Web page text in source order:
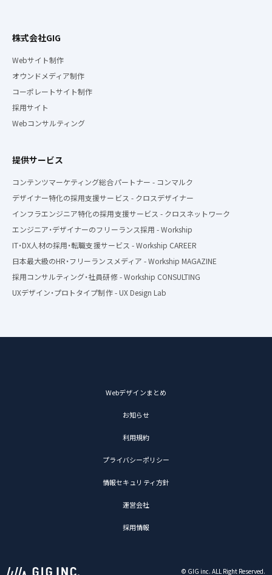
株式会社GIG
Webサイト制作
オウンドメディア制作
コーポレートサイト制作
採用サイト
Webコンサルティング
提供サービス
コンテンツマーケティング総合パートナー - コンマルク
デザイナー特化の採用支援サービス - クロスデザイナー
インフラエンジニア特化の採用支援サービス - クロスネットワーク
エンジニア・デザイナーのフリーランス採用 - Workship
IT・DX人材の採用・転職支援サービス - Workship CAREER
日本最大級のHR・フリーランスメディア - Workship MAGAZINE
採用コンサルティング・社員研修 - Workship CONSULTING
UXデザイン・プロトタイプ制作 - UX Design Lab
© GIG inc. ALL Right Reserved.
Webデザインまとめ
お知らせ
利用規約
プライバシーポリシー
情報セキュリティ方針
運営会社
採用情報